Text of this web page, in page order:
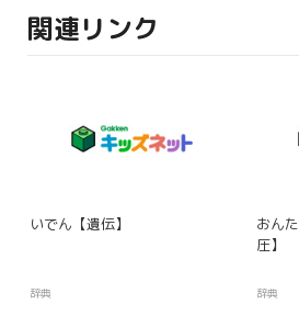
関連リンク
いでん【遺伝】
辞典
おん
圧】
辞典